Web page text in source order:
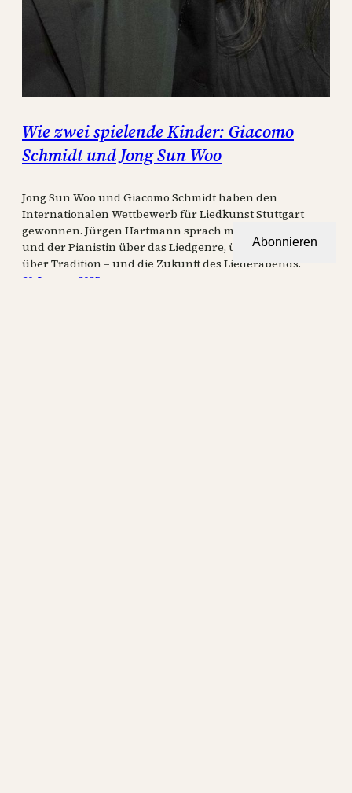
Wie zwei spielende Kinder: Giacomo
Schmidt und Jong Sun Woo
Jong Sun Woo und Giacomo Schmidt haben den
Internationalen Wettbewerb für Liedkunst Stuttgart
gewonnen. Jürgen Hartmann sprach mit dem Sänger
und der Pianistin über das Liedgenre, über Vorbilder,
über Tradition – und die Zukunft des Liederabends.
20. Januar 2025
Abonnieren